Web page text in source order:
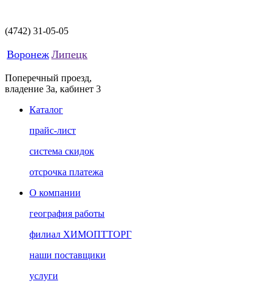
(4742) 31-05-05
Воронеж Липецк
Поперечный проезд,
владение 3а, кабинет 3
Каталог
прайс-лист
система скидок
отсрочка платежа
О компании
география работы
филиал ХИМОПТТОРГ
наши поставщики
услуги